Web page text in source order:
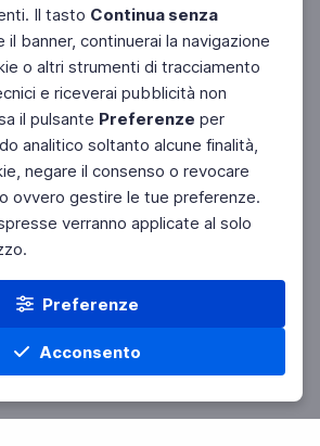
Il tasto Continua senza
il banner, continuerai la navigazione
o altri strumenti di tracciamento
e riceverai pubblicità non
il pulsante Preferenze per
analitico soltanto alcune finalità,
negare il consenso o revocare
ovvero gestire le tue preferenze.
verranno applicate al solo
Preferenze
Acconsento
Cerca Menu
Twitter Instagram